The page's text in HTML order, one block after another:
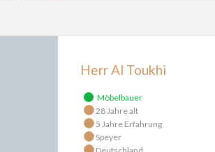
Herr Al Toukhi
Möbelbauer
28 Jahre alt
5 Jahre Erfahrung
Speyer